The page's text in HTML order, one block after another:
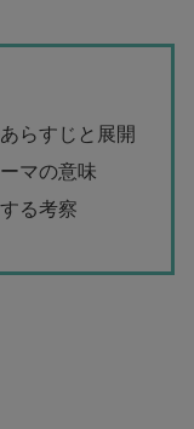
らすじと展開
マの意味
る考察